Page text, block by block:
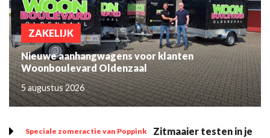
ZAKELIJK
Nieuwe aanhangwagens voor klanten
Woonboulevard Oldenzaal
5 augustus 2026
Speciale zomeractie van Poppink
Zitmaaier testen in je